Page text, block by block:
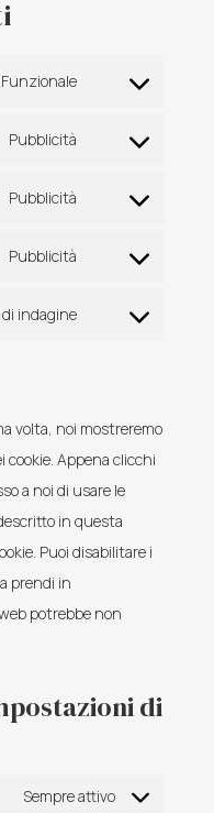
Funzionale
Consent
Pubblicità
Consent
Pubblicità
Consent
Pubblicità
Consent
indagine
Consent
varie
volta, noi mostreremo
Appena clicchi
a noi di usare le
in questa
Puoi disabilitare i
prendi in
potrebbe non
di
Sempre attivo